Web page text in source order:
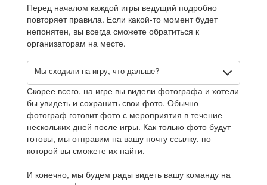
Перед началом каждой игры ведущий подробно
повторяет правила. Если какой-то момент будет
непонятен, вы всегда сможете обратиться к
организаторам на месте.
Мы сходили на игру, что дальше?
Скорее всего, на игре вы видели фотографа и хотели
бы увидеть и сохранить свои фото. Обычно
фотограф готовит фото с мероприятия в течение
нескольких дней после игры. Как только фото будут
готовы, мы отправим на вашу почту ссылку, по
которой вы сможете их найти.
И конечно, мы будем рады видеть вашу команду на